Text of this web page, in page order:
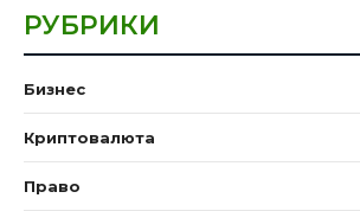
РУБРИКИ
Бизнес
Криптовалюта
Право